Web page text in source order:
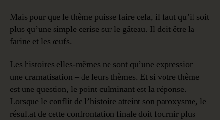
Mais pour que le thème puisse faire cela, il faut qu’il soit
plus qu’une simple cerise sur le gâteau. Il doit être la
farine et les œufs.
Les histoires elles-mêmes ne sont qu’une expression –
une dramatisation – de leurs thèmes. Et si votre thème
est une question, le point culminant est la réponse.
Lorsque le conflit de l’histoire atteint son paroxysme, le
résultat de cette confrontation finale doit fournir plus